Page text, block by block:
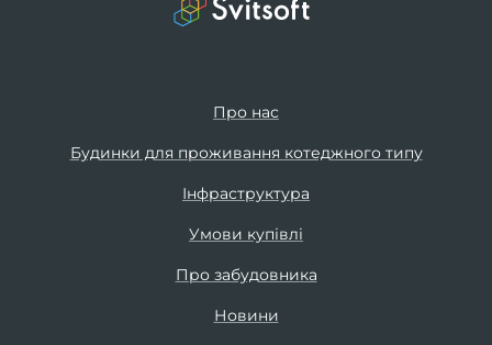
Про нас
Будинки для проживання котеджного типу
Інфраструктура
Умови купівлі
Про забудовника
Новини